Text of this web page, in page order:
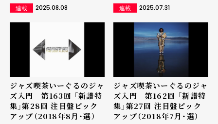
連載 2025.08.08 連載 2025.07.31
ジャズ喫茶いーぐるのジャ
ズ入門 第163回 「新譜特
集」第28回 注目盤ピック
アップ（2018年8月・選）
ジャズ喫茶いーぐるのジャ
ズ入門 第162回 「新譜特
集」第27回 注目盤ピック
アップ（2018年7月・選）